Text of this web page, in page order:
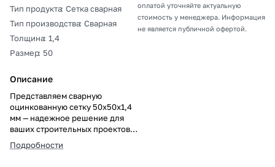
Тип продукта: Сетка сварная
Тип производства: Сварная
Толщина: 1,4
Размер: 50
Описание
Представляем сварную
оцинкованную сетку 50х50х1,4
мм — надежное решение для
ваших строительных проектов!
Защита от коррозии, прочность
соединений и простота
Подробности
оплатой уточняйте актуальную
стоимость у менеджера. Информация
не является публичной офертой.